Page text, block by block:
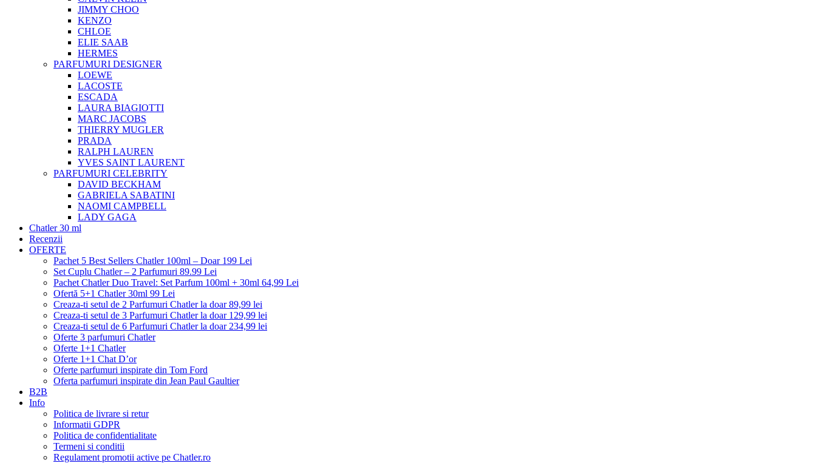
JIMMY CHOO
KENZO
CHLOE
ELIE SAAB
HERMES
PARFUMURI DESIGNER
LOEWE
LACOSTE
ESCADA
LAURA BIAGIOTTI
MARC JACOBS
THIERRY MUGLER
PRADA
RALPH LAUREN
YVES SAINT LAURENT
PARFUMURI CELEBRITY
DAVID BECKHAM
GABRIELA SABATINI
NAOMI CAMPBELL
LADY GAGA
Chatler 30 ml
Recenzii
OFERTE
Pachet 5 Best Sellers Chatler 100ml – Doar 199 Lei
Set Cuplu Chatler – 2 Parfumuri 89.99 Lei
Pachet Chatler Duo Travel: Set Parfum 100ml + 30ml 64,99 Lei
Ofertă 5+1 Chatler 30ml 99 Lei
Creaza-ti setul de 2 Parfumuri Chatler la doar 89,99 lei
Creaza-ti setul de 3 Parfumuri Chatler la doar 129,99 lei
Creaza-ti setul de 6 Parfumuri Chatler la doar 234,99 lei
Oferte 3 parfumuri Chatler
Oferte 1+1 Chatler
Oferte 1+1 Chat D’or
Oferte parfumuri inspirate din Tom Ford
Oferta parfumuri inspirate din Jean Paul Gaultier
B2B
Info
Politica de livrare si retur
Informatii GDPR
Politica de confidentialitate
Termeni si conditii
Regulament promotii active pe Chatler.ro